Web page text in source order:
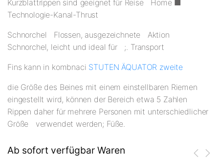
Kurzblattrippen sind geeignet für Reise
Home ■
Technologie-Kanal-Thrust
Schnorchel Flossen, ausgezeichnete Aktion
Schnorchel, leicht und ideal für ;. Transport
Fins kann in kombnaci STUTEN ÄQUATOR zweite
die Größe des Beines mit einem einstellbaren Riemen
eingestellt wird, können der Bereich etwa 5 Zahlen
Rippen daher für mehrere Personen mit unterschiedlicher
Größe verwendet werden; Füße.
Ab sofort verfügbar Waren